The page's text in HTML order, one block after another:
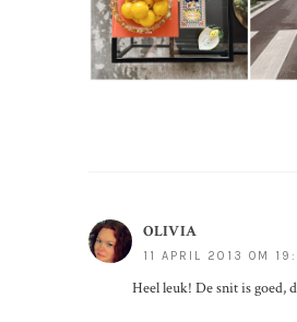
OLIVIA
11 APRIL 2013 OM
Heel leuk! De snit is goed,